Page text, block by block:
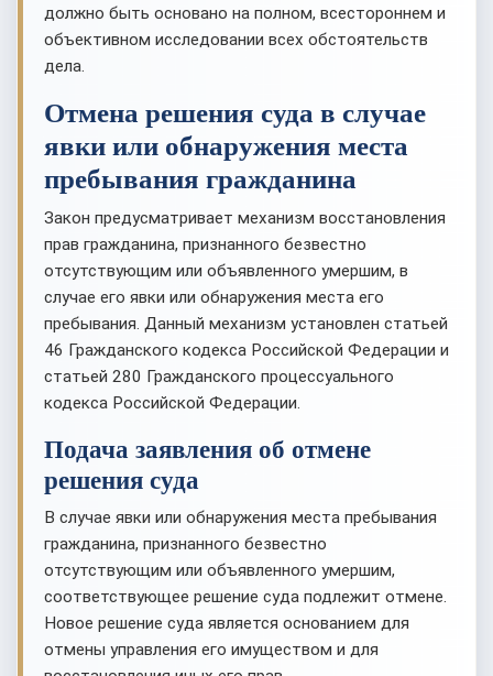
должно быть основано на полном, всестороннем и
объективном исследовании всех обстоятельств
дела.
Отмена решения суда в случае
явки или обнаружения места
пребывания гражданина
Закон предусматривает механизм восстановления
прав гражданина, признанного безвестно
отсутствующим или объявленного умершим, в
случае его явки или обнаружения места его
пребывания. Данный механизм установлен статьей
46 Гражданского кодекса Российской Федерации и
статьей 280 Гражданского процессуального
кодекса Российской Федерации.
Подача заявления об отмене
решения суда
В случае явки или обнаружения места пребывания
гражданина, признанного безвестно
отсутствующим или объявленного умершим,
соответствующее решение суда подлежит отмене.
Новое решение суда является основанием для
отмены управления его имуществом и для